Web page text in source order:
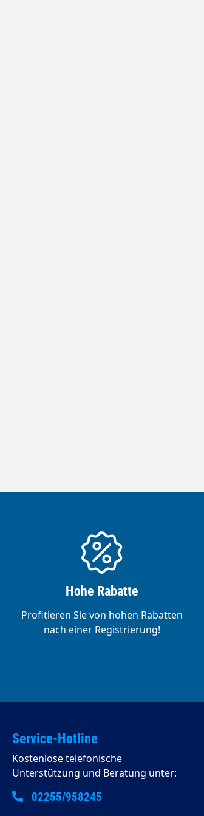
Hohe Rabatte
Profitieren Sie von hohen Rabatten
nach einer Registrierung!
Service-Hotline
Kostenlose telefonische
Unterstützung und Beratung unter:
02255/958245